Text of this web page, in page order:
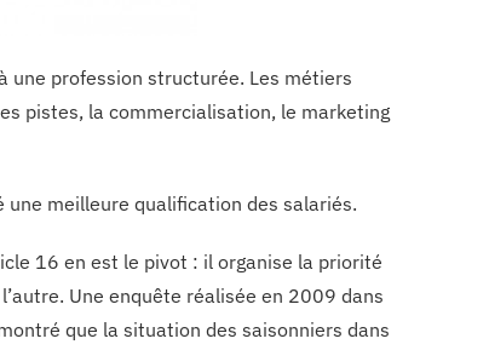
une profession structurée. Les métiers
pistes, la commercialisation, le marketing
une meilleure qualification des salariés.
16 en est le pivot : il organise la priorité
Une enquête réalisée en 2009 dans
que la situation des saisonniers dans